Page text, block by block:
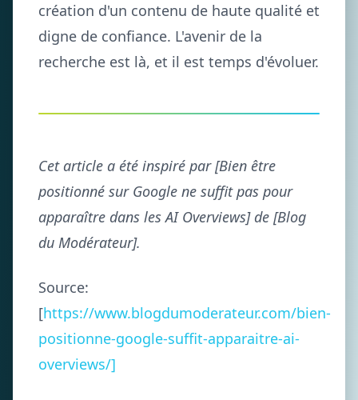
création d'un contenu de haute qualité et
digne de confiance. L'avenir de la
recherche est là, et il est temps d'évoluer.
Cet article a été inspiré par [Bien être
positionné sur Google ne suffit pas pour
apparaître dans les AI Overviews] de [Blog
du Modérateur].
Source:
[https://www.blogdumoderateur.com/bien-
positionne-google-suffit-apparaitre-ai-
overviews/]